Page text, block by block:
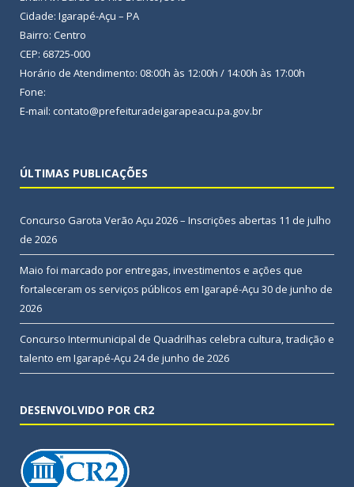
Cidade: Igarapé-Açu – PA
Bairro: Centro
CEP: 68725-000
Horário de Atendimento: 08:00h às 12:00h / 14:00h às 17:00h
Fone:
E-mail: contato@prefeituradeigarapeacu.pa.gov.br
ÚLTIMAS PUBLICAÇÕES
Concurso Garota Verão Açu 2026 – Inscrições abertas 11 de julho
de 2026
Maio foi marcado por entregas, investimentos e ações que
fortaleceram os serviços públicos em Igarapé-Açu 30 de junho de
2026
Concurso Intermunicipal de Quadrilhas celebra cultura, tradição e
talento em Igarapé-Açu 24 de junho de 2026
DESENVOLVIDO POR CR2